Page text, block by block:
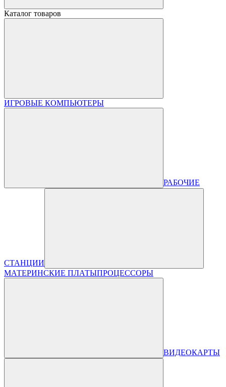
Каталог товаров
ИГРОВЫЕ КОМПЬЮТЕРЫ
РАБОЧИЕ
СТАНЦИИ
МАТЕРИНСКИЕ ПЛАТЫПРОЦЕССОРЫ
ВИДЕОКАРТЫ